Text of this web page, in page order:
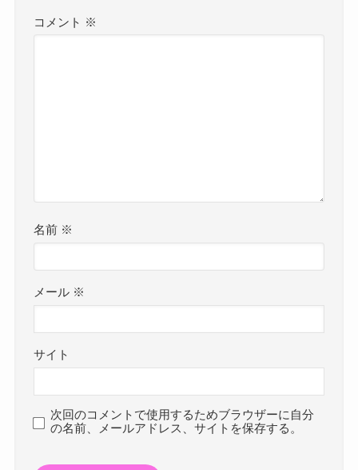
コメント ※
名前 ※
メール ※
サイト
次回のコメントで使用するためブラウザーに自分
の名前、メールアドレス、サイトを保存する。